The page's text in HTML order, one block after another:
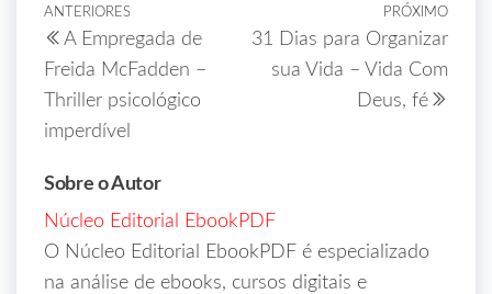
ANTERIORES
A Empregada de
Freida McFadden –
Thriller psicológico
imperdível
PRÓXIMO
31 Dias para Organizar
sua Vida – Vida Com
Deus, fé
Sobre o Autor
Núcleo Editorial EbookPDF
O Núcleo Editorial EbookPDF é especializado
na análise de ebooks, cursos digitais e